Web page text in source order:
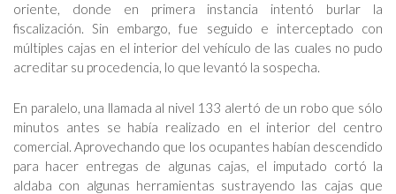
oriente, donde en primera instancia intentó burlar la
fiscalización. Sin embargo, fue seguido e interceptado con
múltiples cajas en el interior del vehículo de las cuales no pudo
acreditar su procedencia, lo que levantó la sospecha.
En paralelo, una llamada al nivel 133 alertó de un robo que sólo
minutos antes se había realizado en el interior del centro
comercial. Aprovechando que los ocupantes habían descendido
para hacer entregas de algunas cajas, el imputado cortó la
aldaba con algunas herramientas sustrayendo las cajas que